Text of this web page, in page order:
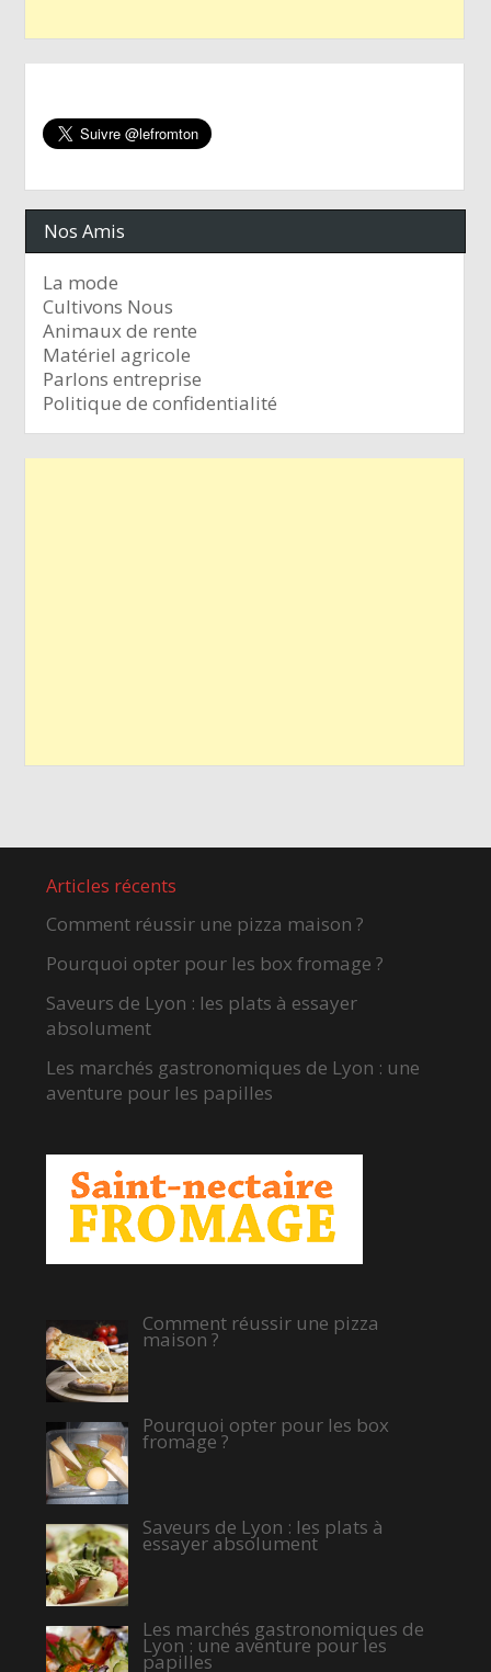
Nos Amis
La mode
Cultivons Nous
Animaux de rente
Matériel agricole
Parlons entreprise
Politique de confidentialité
Articles récents
Comment réussir une pizza maison ?
Pourquoi opter pour les box fromage ?
Saveurs de Lyon : les plats à essayer
absolument
Les marchés gastronomiques de Lyon : une
aventure pour les papilles
Comment réussir une pizza
maison ?
Pourquoi opter pour les box
fromage ?
Saveurs de Lyon : les plats à
essayer absolument
Les marchés gastronomiques de
Lyon : une aventure pour les
papilles